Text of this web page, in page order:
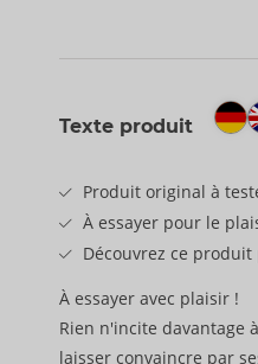
Texte produit
Produit original à
À essayer pour le
Découvrez ce
À essayer avec plaisir !
Rien n'incite davantage
laisser convaincre par